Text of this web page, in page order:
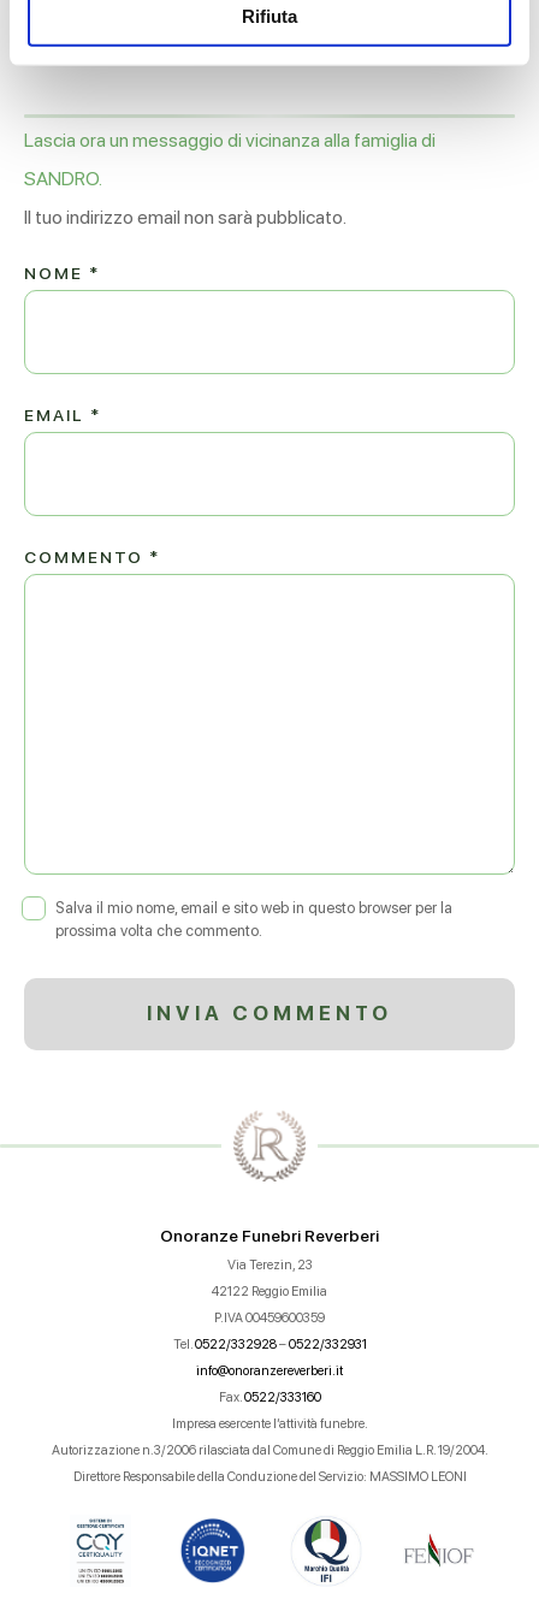
Rifiuta
Simona
Lascia ora un messaggio di vicinanza alla famiglia di
SANDRO.
Il tuo indirizzo email non sarà pubblicato.
COMMENTO *
NOME *
EMAIL *
Salva il mio nome, email e sito web in questo browser per la
prossima volta che commento.
Onoranze Funebri Reverberi
Via Terezin, 23
42122 Reggio Emilia
P.IVA 00459600359
Tel. 0522/332928–0522/332931
info@onoranzereverberi.it
Fax. 0522/333160
Impresa esercente l’attività funebre.
Autorizzazione n.3/2006 rilasciata dal Comune di Reggio Emilia L.R. 19/2004.
Direttore Responsabile della Conduzione del Servizio: MASSIMO LEONI